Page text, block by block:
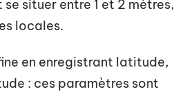
se situer entre 1 et 2 mètres,
locales.
en enregistrant latitude,
: ces paramètres sont